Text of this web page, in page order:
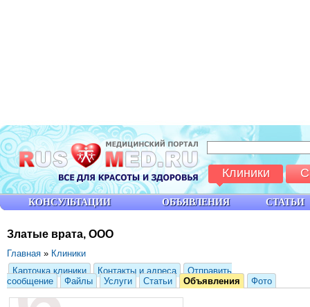
Златые врата, ООО
Главная » Клиники
Карточка клиники
Контакты и адреса
Отправить
сообщение
Файлы Услуги Статьи Объявления Фото
КОНСУЛЬТАЦИИ ОБЪЯВЛЕНИЯ СТАТЬИ
Клиники